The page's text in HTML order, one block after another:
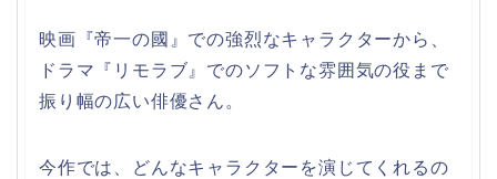
映画『帝一の國』での強烈なキャラクターから、
ドラマ『リモラブ』でのソフトな雰囲気の役まで
振り幅の広い俳優さん。
今作では、どんなキャラクターを演じてくれるの